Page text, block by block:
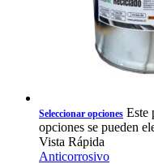
Seleccionar opciones Este
opciones se pueden
Vista Rápida
Anticorrosivo